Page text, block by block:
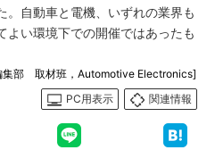
。自動車と電機、いずれの業界も
よい環境下での開催ではあったも
集部 取材班，Automotive Electronics]
PC用表示
関連情報